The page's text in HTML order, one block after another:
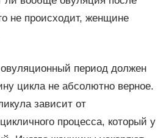
не происходит, женщине
период должен
цикла не абсолютно верное.
зависит от
процесса, который у